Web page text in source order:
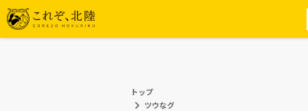
トップ
ツウなグ